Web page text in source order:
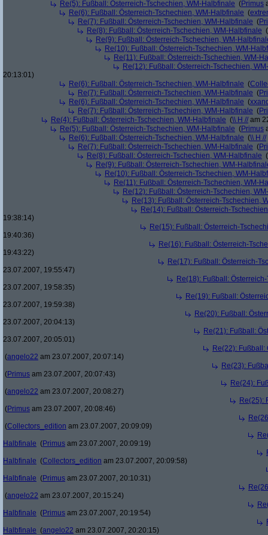
Re(5): Fußball: Österreich-Tschechien, WM-Halbfinale (Primus
Re(6): Fußball: Österreich-Tschechien, WM-Halbfinale (
Re(7): Fußball: Österreich-Tschechien, WM-Halbfinale (
Re(8): Fußball: Österreich-Tschechien, WM-Halbfinale (
Re(9): Fußball: Österreich-Tschechien, WM-
Re(10): Fußball: Österreich-Tschechien, WM-
Re(11): Fußball: Österreich-Tschechien, WM-
Re(12): Fußball: Österreich-Tschechien,
20:13:01)
Re(6): Fußball: Österreich-Tschechien, WM-Halbfinale (
Re(7): Fußball: Österreich-Tschechien, WM-Halbfinale (
Re(6): Fußball: Österreich-Tschechien, WM-Halbfinale (
Re(7): Fußball: Österreich-Tschechien, WM-Halbfinale (
Re(4): Fußball: Österreich-Tschechien, WM-Halbfinale (\\ H // am
Re(5): Fußball: Österreich-Tschechien, WM-Halbfinale (Primus
Re(6): Fußball: Österreich-Tschechien, WM-Halbfinale (\\ H //
Re(7): Fußball: Österreich-Tschechien, WM-Halbfinale (
Re(8): Fußball: Österreich-Tschechien, WM-Halbfinale (
Re(9): Fußball: Österreich-Tschechien, WM-
Re(10): Fußball: Österreich-Tschechien, WM-
Re(11): Fußball: Österreich-Tschechien, WM-
Re(12): Fußball: Österreich-Tschechien,
Re(13): Fußball: Österreich-Tschechien,
Re(14): Fußball: Österreich-
19:38:14)
Re(15): Fußball: Österreich-
19:40:36)
Re(16): Fußball: Österreich-
19:43:22)
Re(17): Fußball: Österreich-
23.07.2007, 19:55:47)
Re(18): Fußball:
23.07.2007, 19:58:35)
Re(19): Fußball:
23.07.2007, 19:59:38)
Re(20): Fußball:
23.07.2007, 20:04:13)
Re(21): Fußball:
23.07.2007, 20:05:01)
Re(22): Fußball:
(angelo22 am 23.07.2007, 20:07:14)
Re(23):
(Primus am 23.07.2007, 20:07:43)
Re(24):
(angelo22 am 23.07.2007, 20:08:27)
Re(25):
(Primus am 23.07.2007, 20:08:46)
(Collectors_edition am 23.07.2007, 20:09:09)
Halbfinale (Primus am 23.07.2007, 20:09:19)
Halbfinale (Collectors_edition am 23.07.2007, 20:09:58)
Halbfinale (Primus am 23.07.2007, 20:10:31)
(angelo22 am 23.07.2007, 20:15:24)
Halbfinale (Primus am 23.07.2007, 20:19:54)
Halbfinale (angelo22 am 23.07.2007, 20:20:15)